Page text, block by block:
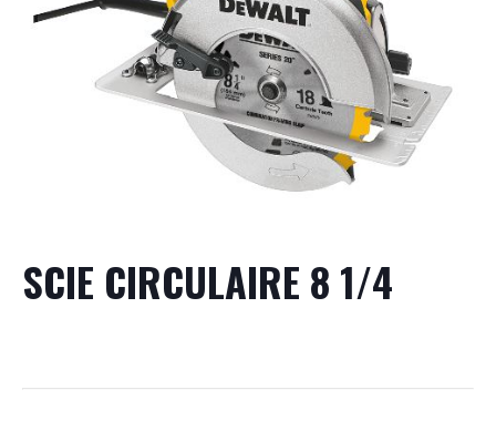
SCIE CIRCULAIRE 8 1/4